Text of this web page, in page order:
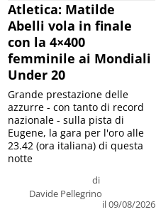
Atletica: Matilde
Abelli vola in finale
con la 4×400
femminile ai Mondiali
Under 20
di
Davide Pellegrino
il 09/08/2026
Grande prestazione delle
azzurre - con tanto di record
nazionale - sulla pista di
Eugene, la gara per l'oro alle
23.42 (ora italiana) di questa
notte